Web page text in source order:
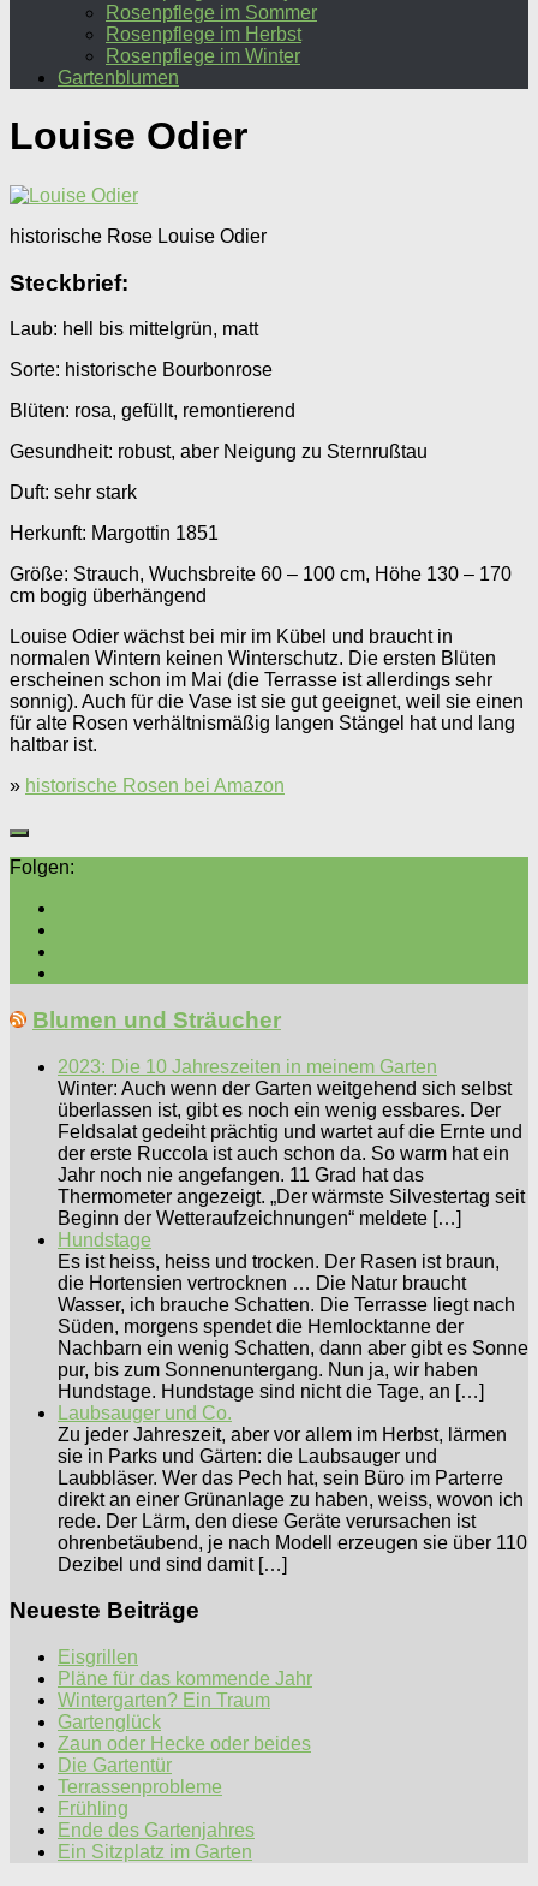
Rosenpflege im Sommer
Rosenpflege im Herbst
Rosenpflege im Winter
Gartenblumen
Louise Odier
historische Rose Louise Odier
Steckbrief:
Laub: hell bis mittelgrün, matt
Sorte: historische Bourbonrose
Blüten: rosa, gefüllt, remontierend
Gesundheit: robust, aber Neigung zu Sternrußtau
Duft: sehr stark
Herkunft: Margottin 1851
Größe: Strauch, Wuchsbreite 60 – 100 cm, Höhe 130 – 170
cm bogig überhängend
Louise Odier wächst bei mir im Kübel und braucht in
normalen Wintern keinen Winterschutz. Die ersten Blüten
erscheinen schon im Mai (die Terrasse ist allerdings sehr
sonnig). Auch für die Vase ist sie gut geeignet, weil sie einen
für alte Rosen verhältnismäßig langen Stängel hat und lang
haltbar ist.
» historische Rosen bei Amazon
Folgen:
Blumen und Sträucher
2023: Die 10 Jahreszeiten in meinem Garten
Winter: Auch wenn der Garten weitgehend sich selbst
überlassen ist, gibt es noch ein wenig essbares. Der
Feldsalat gedeiht prächtig und wartet auf die Ernte und
der erste Ruccola ist auch schon da. So warm hat ein
Jahr noch nie angefangen. 11 Grad hat das
Thermometer angezeigt. „Der wärmste Silvestertag seit
Beginn der Wetteraufzeichnungen“ meldete […]
Hundstage
Es ist heiss, heiss und trocken. Der Rasen ist braun,
die Hortensien vertrocknen … Die Natur braucht
Wasser, ich brauche Schatten. Die Terrasse liegt nach
Süden, morgens spendet die Hemlocktanne der
Nachbarn ein wenig Schatten, dann aber gibt es Sonne
pur, bis zum Sonnenuntergang. Nun ja, wir haben
Hundstage. Hundstage sind nicht die Tage, an […]
Laubsauger und Co.
Zu jeder Jahreszeit, aber vor allem im Herbst, lärmen
sie in Parks und Gärten: die Laubsauger und
Laubbläser. Wer das Pech hat, sein Büro im Parterre
direkt an einer Grünanlage zu haben, weiss, wovon ich
rede. Der Lärm, den diese Geräte verursachen ist
ohrenbetäubend, je nach Modell erzeugen sie über 110
Dezibel und sind damit […]
Neueste Beiträge
Eisgrillen
Pläne für das kommende Jahr
Wintergarten? Ein Traum
Gartenglück
Zaun oder Hecke oder beides
Die Gartentür
Terrassenprobleme
Frühling
Ende des Gartenjahres
Ein Sitzplatz im Garten